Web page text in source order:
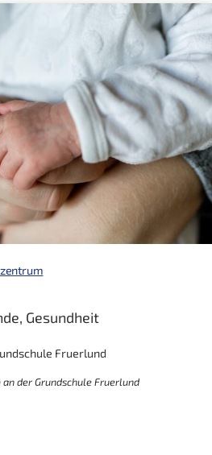
, Gesundheit
Fruerlund
der Grundschule Fruerlund